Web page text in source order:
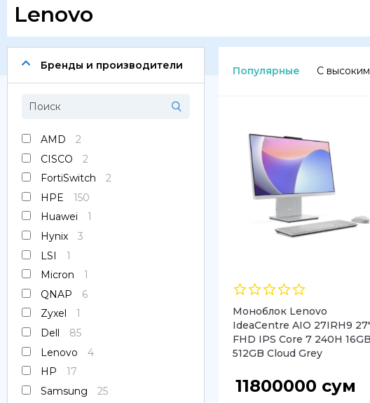
Каталог товаров
Сервера
Оперативная память
SSD диски
SATA диски
Блоки питания
Коммутаторы
Lenovo
Бренды и производители
AMD
2
CISCO
2
FortiSwitch
2
HPE
150
Huawei
1
Hynix
3
LSI
1
Micron
1
QNAP
6
Zyxel
1
Dell
85
Lenovo
4
HP
17
Samsung
25
Популярные С
Моноблок Lenovo
IdeaCentre AIO 27IRH9 27″
FHD IPS Core 7 240H 16GB
512GB Cloud Grey
11800000 сум